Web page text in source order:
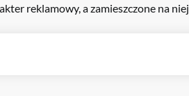
reklamowy, a zamieszczone na